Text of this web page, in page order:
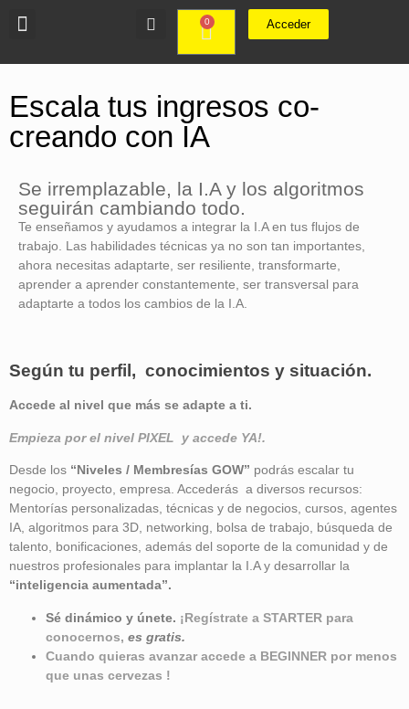
0 Acceder
Escala tus ingresos co-
creando con IA
Se irremplazable, la I.A y los algoritmos
seguirán cambiando todo.
Te enseñamos y ayudamos a integrar la I.A en tus flujos de
trabajo. Las habilidades técnicas ya no son tan importantes,
ahora necesitas adaptarte, ser resiliente, transformarte,
aprender a aprender constantemente, ser transversal para
adaptarte a todos los cambios de la I.A.
Según tu perfil, conocimientos y situación.
Accede al nivel que más se adapte a ti.
Empieza por el nivel PIXEL y accede YA!.
Desde los “Niveles / Membresías GOW” podrás escalar tu
negocio, proyecto, empresa. Accederás a diversos recursos:
Mentorías personalizadas, técnicas y de negocios, cursos, agentes
IA, algoritmos para 3D, networking, bolsa de trabajo, búsqueda de
talento, bonificaciones, además del soporte de la comunidad y de
nuestros profesionales para implantar la I.A y desarrollar la
“inteligencia aumentada”.
Sé dinámico y únete. ¡Regístrate a STARTER para
conocernos, es gratis.
Cuando quieras avanzar accede a BEGINNER por menos
que unas cervezas !